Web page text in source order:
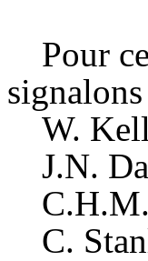
Pour
W.
J.N.
C.